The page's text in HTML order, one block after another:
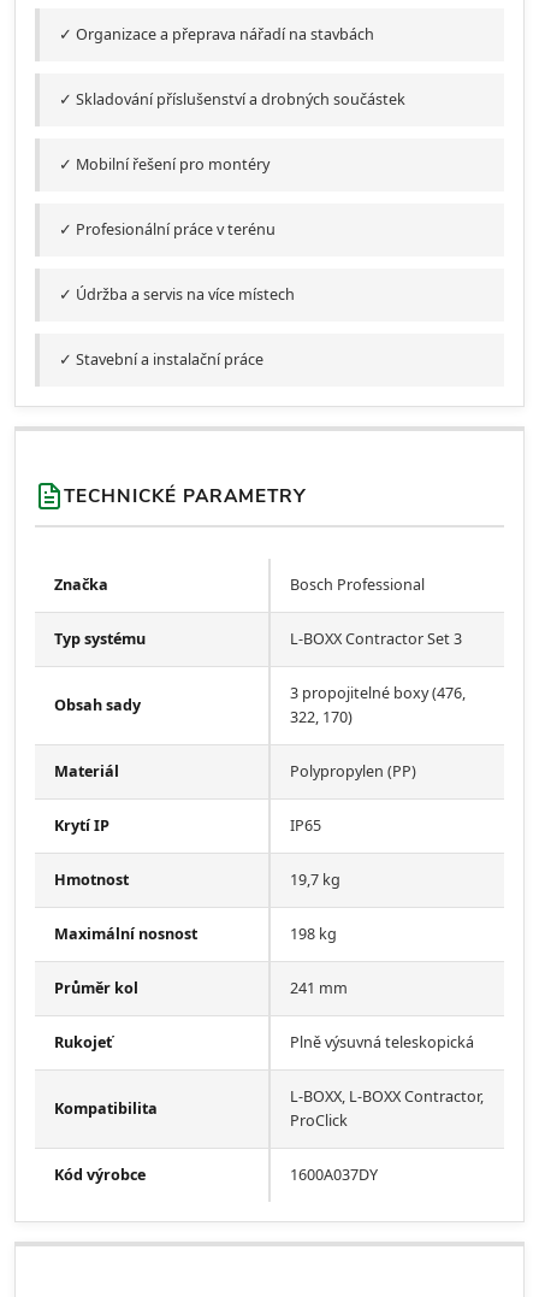
✓ Organizace a přeprava nářadí na stavbách
✓ Skladování příslušenství a drobných součástek
✓ Mobilní řešení pro montéry
✓ Profesionální práce v terénu
✓ Údržba a servis na více místech
✓ Stavební a instalační práce
TECHNICKÉ PARAMETRY
Značka Bosch Professional
Typ systému L-BOXX Contractor Set 3
Obsah sady
3 propojitelné boxy (476,
322, 170)
Materiál Polypropylen (PP)
Krytí IP IP65
Hmotnost 19,7 kg
Maximální nosnost 198 kg
Průměr kol 241 mm
Rukojeť Plně výsuvná teleskopická
Kompatibilita
L-BOXX, L-BOXX Contractor,
ProClick
Kód výrobce 1600A037DY